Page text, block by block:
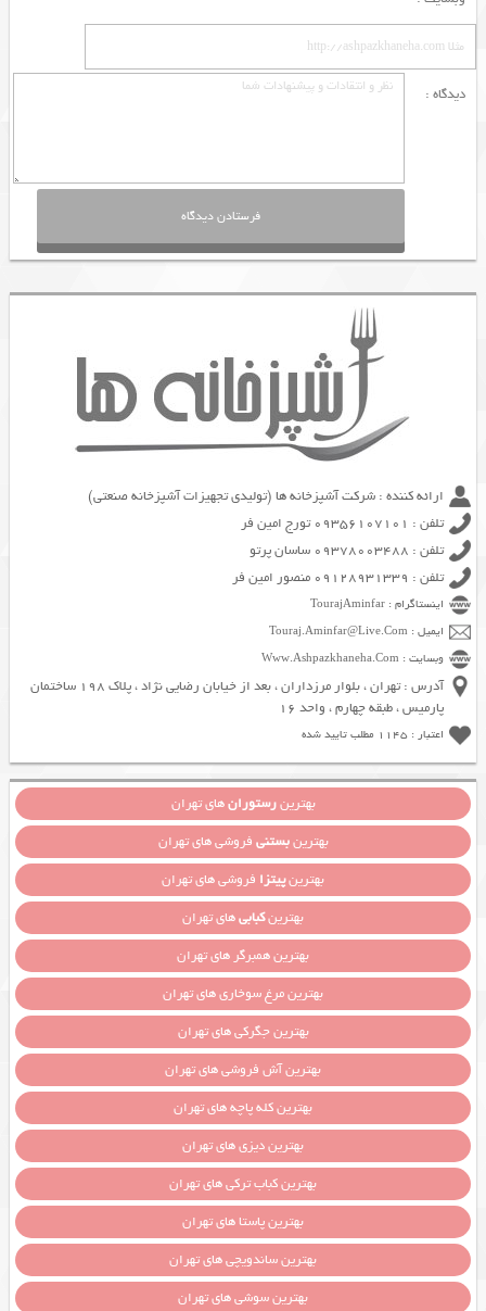
دیدگاه :
ارائه کننده : شرکت آشپزخانه ها (تولیدی تجهیزات آشپزخانه صنعتی)
تلفن : 09356107101 تورج امین فر
تلفن : 09378003488 ساسان پرتو
تلفن : 09128931339 منصور امین فر
اینستاگرام : TourajAminfar
ایمیل : Touraj.Aminfar@Live.Com
وبسایت : Www.Ashpazkhaneha.Com
آدرس : تهران ، بلوار مرزداران ، بعد از خیابان رضایی نژاد ، پلاک 198 ساختمان
پارمیس ، طبقه چهارم ، واحد 16
اعتبار : 1145 مطلب تایید شده
بهترینرستورانهای تهران
بهترینبستنی فروشی های تهران
بهترینپیتزا فروشی های تهران
بهترینکبابیهای تهران
بهترین همبرگر های تهران
بهترین مرغ سوخاری های تهران
بهترین جگرکی های تهران
بهترین آش فروشی های تهران
بهترین کله پاچه های تهران
بهترین دیزی های تهران
بهترین کباب ترکی های تهران
بهترین پاستا های تهران
بهترین ساندویچی های تهران
بهترین سوشی های تهران